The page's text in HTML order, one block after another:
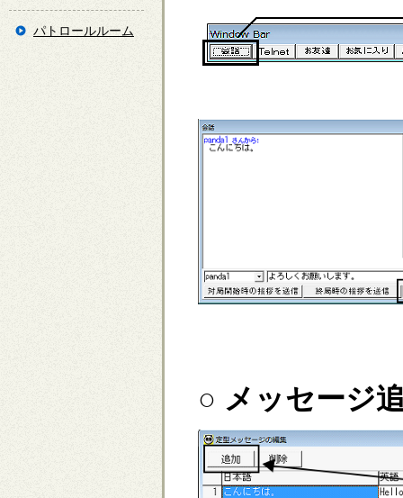
○ メッセージ
パトロールルーム